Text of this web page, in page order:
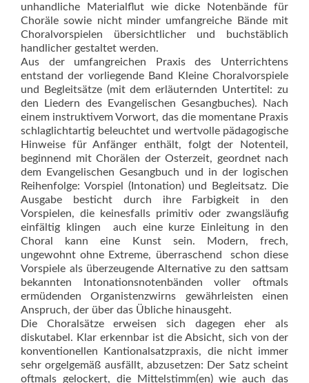
unhandliche Materialflut wie dicke Notenbände für
Choräle sowie nicht minder umfangreiche Bände mit
Choral­vorspielen übersichtlicher und buch­stäblich
handlicher gestaltet werden.
Aus der umfangreichen Praxis des Unterrichtens
entstand der vorliegende Band Kleine Choralvorspiele
und Begleitsätze (mit dem erläuternden Untertitel: zu
den Liedern des Evangelischen Gesangbuches). Nach
einem instruktivem Vorwort, das die momentane Praxis
schlaglichtartig beleuchtet und wertvolle pädagogische
Hinweise für Anfänger enthält, folgt der Notenteil,
beginnend mit Chorälen der Osterzeit, geordnet nach
dem Evangelischen Gesangbuch und in der logischen
Reihenfolge: Vorspiel (In­tonation) und Begleitsatz. Die
Ausgabe besticht durch ihre Farbigkeit in den
Vorspielen, die keinesfalls primitiv oder zwangsläufig
einfältig klingen  auch eine kurze Einleitung in den
Choral kann eine Kunst sein. Modern, frech,
ungewohnt ohne Extreme, überraschend  schon diese
Vorspiele als überzeugende Alternative zu den sattsam
bekannten Intonationsnotenbänden voller oftmals
ermüdenden Organistenzwirns gewährleisten einen
Anspruch, der über das Übliche hinausgeht.
Die Choralsätze erweisen sich dagegen eher als
diskutabel. Klar erkennbar ist die Absicht, sich von der
konventionellen Kantionalsatzpraxis, die nicht immer
sehr orgelgemäß ausfällt, abzusetzen: Der Satz scheint
oftmals gelockert, die Mittelstimm(en) wie auch das